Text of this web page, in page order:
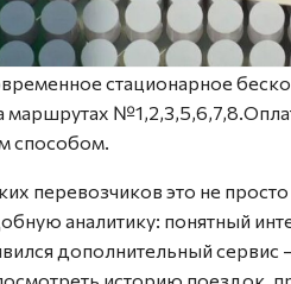
стационарное
маршрутах
способом.
перевозчиков это не
аналитику: понятный
дополнительный сервис
историю поездок,